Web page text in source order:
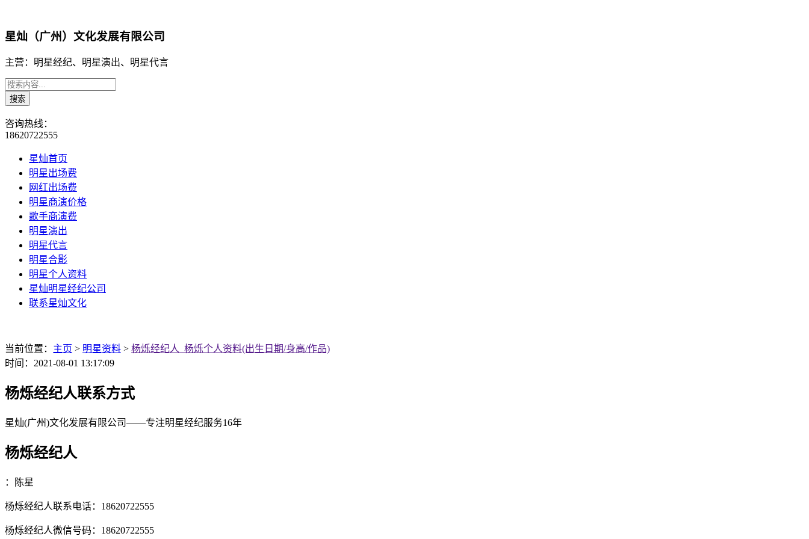
星灿（广州）文化发展有限公司
主营：明星经纪、明星演出、明星代言
咨询热线：
18620722555
星灿首页
明星出场费
网红出场费
明星商演价格
歌手商演费
明星演出
明星代言
明星合影
明星个人资料
星灿明星经纪公司
联系星灿文化
当前位置： 主页 > 明星资料 > 杨烁经纪人_杨烁个人资料(出生日期/身高/作品)
时间：2021-08-01 13:17:09
杨烁经纪人联系方式
星灿(广州)文化发展有限公司——专注明星经纪服务16年
杨烁经纪人
： 陈星
杨烁经纪人联系电话：18620722555
杨烁经纪人微信号码：18620722555